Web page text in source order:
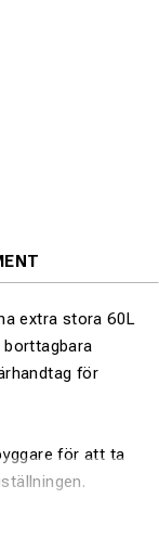
extra stora 60L
borttagbara
för
för att ta